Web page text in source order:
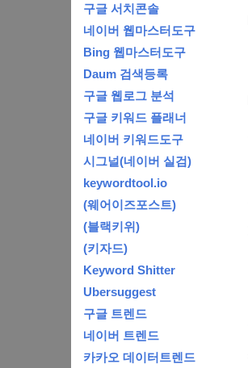
구글 서치콘솔
네이버 웹마스터도구
Bing 웹마스터도구
Daum 검색등록
구글 웹로그 분석
구글 키워드 플래너
네이버 키워드도구
시그널(네이버 실검)
keywordtool.io
(웨어이즈포스트)
(블랙키위)
(키자드)
Keyword Shitter
Ubersuggest
구글 트렌드
네이버 트렌드
카카오 데이터트렌드